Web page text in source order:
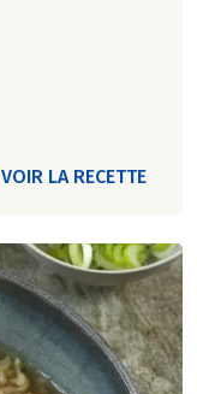
VOIR LA RECETTE